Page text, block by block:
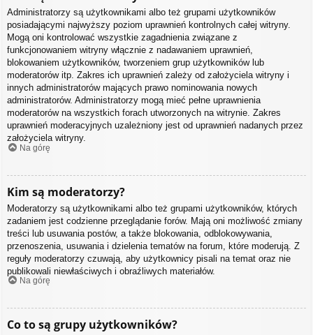
Administratorzy są użytkownikami albo też grupami użytkowników
posiadającymi najwyższy poziom uprawnień kontrolnych całej witryny.
Mogą oni kontrolować wszystkie zagadnienia związane z
funkcjonowaniem witryny włącznie z nadawaniem uprawnień,
blokowaniem użytkowników, tworzeniem grup użytkowników lub
moderatorów itp. Zakres ich uprawnień zależy od założyciela witryny i
innych administratorów mających prawo nominowania nowych
administratorów. Administratorzy mogą mieć pełne uprawnienia
moderatorów na wszystkich forach utworzonych na witrynie. Zakres
uprawnień moderacyjnych uzależniony jest od uprawnień nadanych przez
założyciela witryny.
Na górę
Kim są moderatorzy?
Moderatorzy są użytkownikami albo też grupami użytkowników, których
zadaniem jest codzienne przeglądanie forów. Mają oni możliwość zmiany
treści lub usuwania postów, a także blokowania, odblokowywania,
przenoszenia, usuwania i dzielenia tematów na forum, które moderują. Z
reguły moderatorzy czuwają, aby użytkownicy pisali na temat oraz nie
publikowali niewłaściwych i obraźliwych materiałów.
Na górę
Co to są grupy użytkowników?